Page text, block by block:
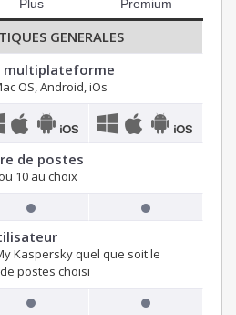
Plus
Premium
GENERALES
multiplateforme
OS, Android, iOs
de postes
10 au choix
Kaspersky quel que soit le
postes choisi